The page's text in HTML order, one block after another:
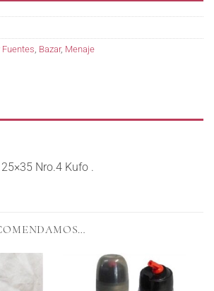
, Bazar, Menaje
Nro.4 Kufo .